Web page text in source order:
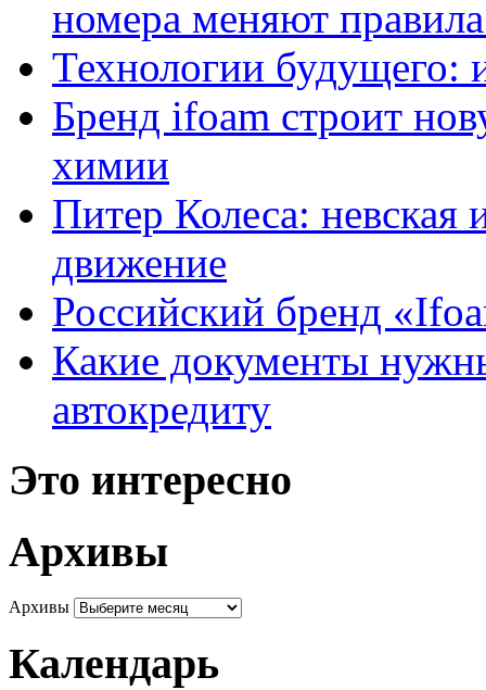
номера меняют
Технологии будущего:
Бренд ifoam строит
химии
Питер Колеса: невская
движение
Российский бренд
Какие документы
автокредиту
Это интересно
Архивы
Архивы
Календарь